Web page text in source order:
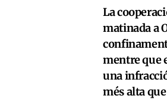
La
matinada a
mentre que
una
més alta